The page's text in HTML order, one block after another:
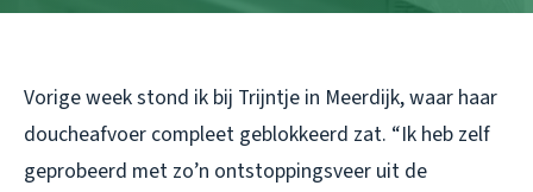
Vorige week stond ik bij Trijntje in Meerdijk, waar haar
doucheafvoer compleet geblokkeerd zat. “Ik heb zelf
geprobeerd met zo’n ontstoppingsveer uit de